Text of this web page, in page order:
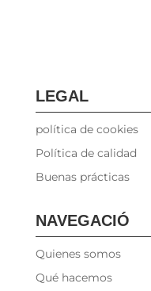
LEGAL
política de cookies
Política de calidad
Buenas prácticas
NAVEGACIÓ
Quienes somos
Qué hacemos